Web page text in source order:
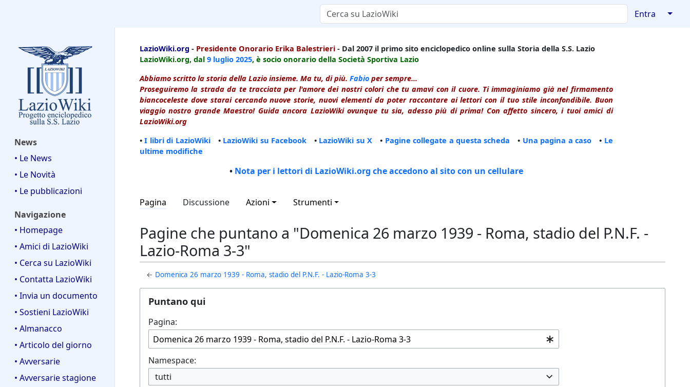
Entra ↓
News
• Le News
• Le Novità
• Le pubblicazioni
Navigazione
• Homepage
• Amici di LazioWiki
• Cerca su LazioWiki
• Contatta LazioWiki
• Invia un documento
• Sostieni LazioWiki
• Almanacco
• Articolo del giorno
• Avversarie
• Avversarie stagione
LazioWiki.org - Presidente Onorario Erika Balestrieri - Dal 2007 il primo sito enciclopedico online sulla Storia della S.S. Lazio
LazioWiki.org, dal 9 luglio 2025, è socio onorario della Società Sportiva Lazio
Abbiamo scritto la storia della Lazio insieme. Ma tu, di più. Fabio per sempre...
Proseguiremo la strada da te tracciata per l'amore dei nostri colori che tu amavi con il cuore. Ti immaginiamo già nel firmamento
biancoceleste dove starai cercando nuove storie, nuovi elementi da poter raccontare ai lettori con il tuo stile inconfondibile. Buon
viaggio nostro grande Maestro! Guida ancora LazioWiki ovunque tu sia, adesso più di prima! Con affetto sincero, i tuoi amici di
LazioWiki.org
•I libri di LazioWiki• LazioWiki su Facebook • LazioWiki su X • Pagine collegate a questa scheda • Una pagina a caso • Le
ultime modifiche
• Nota per i lettori di LazioWiki.org che accedono al sito con un cellulare
Pagina Discussione Azioni Strumenti
Pagine che puntano a "Domenica 26 marzo 1939 - Roma, stadio del P.N.F. -
Lazio-Roma 3-3"
← Domenica 26 marzo 1939 - Roma, stadio del P.N.F. - Lazio-Roma 3-3
Puntano qui
Pagina:
Namespace:
tutti